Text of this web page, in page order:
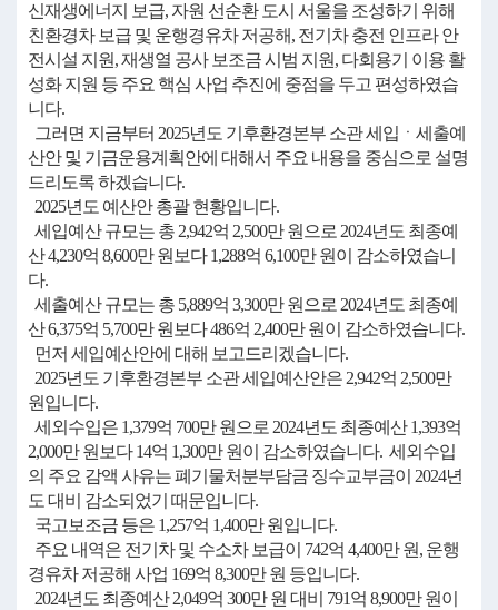
신재생에너지 보급, 자원 선순환 도시 서울을 조성하기 위해
친환경차 보급 및 운행경유차 저공해, 전기차 충전 인프라 안
전시설 지원, 재생열 공사 보조금 시범 지원, 다회용기 이용 활
성화 지원 등 주요 핵심 사업 추진에 중점을 두고 편성하였습
니다.
그러면 지금부터 2025년도 기후환경본부 소관 세입ㆍ세출예
산안 및 기금운용계획안에 대해서 주요 내용을 중심으로 설명
드리도록 하겠습니다.
2025년도 예산안 총괄 현황입니다.
세입예산 규모는 총 2,942억 2,500만 원으로 2024년도 최종예
산 4,230억 8,600만 원보다 1,288억 6,100만 원이 감소하였습니
다.
세출예산 규모는 총 5,889억 3,300만 원으로 2024년도 최종예
산 6,375억 5,700만 원보다 486억 2,400만 원이 감소하였습니다.
먼저 세입예산안에 대해 보고드리겠습니다.
2025년도 기후환경본부 소관 세입예산안은 2,942억 2,500만
원입니다.
세외수입은 1,379억 700만 원으로 2024년도 최종예산 1,393억
2,000만 원보다 14억 1,300만 원이 감소하였습니다. 세외수입
의 주요 감액 사유는 폐기물처분부담금 징수교부금이 2024년
도 대비 감소되었기 때문입니다.
국고보조금 등은 1,257억 1,400만 원입니다.
주요 내역은 전기차 및 수소차 보급이 742억 4,400만 원, 운행
경유차 저공해 사업 169억 8,300만 원 등입니다.
2024년도 최종예산 2,049억 300만 원 대비 791억 8,900만 원이